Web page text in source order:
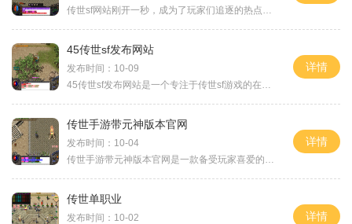
传世sf网站刚开一秒，成为了玩家们追逐的热点。作为一款传世类的游戏，它拥有独特的玩法和精彩的剧情，给玩家们带来了极致的游戏体验。让我们来了解一下这款游戏的背景故事。在
45传世sf发布网站
发布时间：10-09
45传世sf发布网站是一个专注于传世sf游戏的在线平台。作为传世sf游戏爱好者的聚集地，该网站提供了丰富多样的游戏资源和资讯，为玩家们创建了一个共享交流的平台。传世sf游戏是一
详情
传世手游带元神版本官网
发布时间：10-04
传世手游带元神版本官网是一款备受玩家喜爱的手游，，你将进入一个广阔的奇幻世界，扮演各种职业角色，与其他玩家一起探索、战斗和冒险。本文将介绍传世手游带元神版本的具体
详情
传世单职业
发布时间：10-02
详情